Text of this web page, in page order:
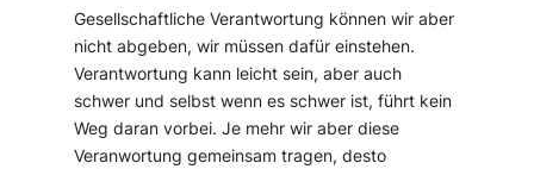
Gesellschaftliche Verantwortung können wir aber
nicht abgeben, wir müssen dafür einstehen.
Verantwortung kann leicht sein, aber auch
schwer und selbst wenn es schwer ist, führt kein
Weg daran vorbei. Je mehr wir aber diese
Veranwortung gemeinsam tragen, desto